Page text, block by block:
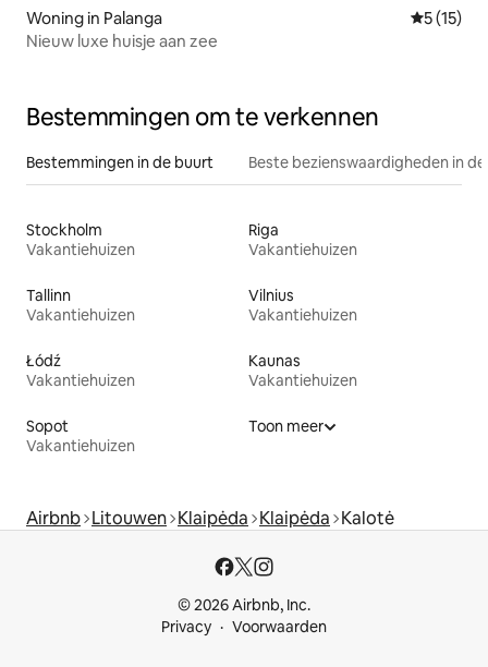
Woning in Palanga
5 (15)
Nieuw luxe huisje aan zee
Bestemmingen om te verkennen
Bestemmingen in de buurt Beste bezienswaardigheden in
Stockholm
Vakantiehuizen
Riga
Vakantiehuizen
Tallinn
Vakantiehuizen
Vilnius
Vakantiehuizen
Łódź
Vakantiehuizen
Kaunas
Vakantiehuizen
Sopot
Vakantiehuizen
Toon meer
Airbnb Litouwen Klaipėda Klaipėda Kalotė
© 2026 Airbnb, Inc.
Privacy
Voorwaarden